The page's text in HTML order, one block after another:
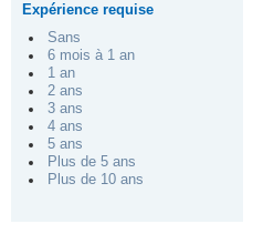
Expérience requise
Sans
6 mois à 1 an
1 an
2 ans
3 ans
4 ans
5 ans
Plus de 5 ans
Plus de 10 ans